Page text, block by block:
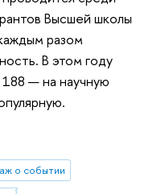
Высшей школы
разом
В этом году
— на научную
о событии